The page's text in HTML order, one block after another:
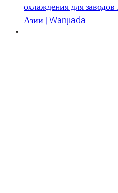
охлаждения для
Азии | Wanjiada